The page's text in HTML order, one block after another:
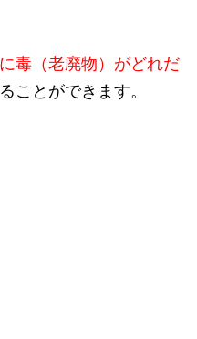
毒（老廃物）がどれだ
ことができます。